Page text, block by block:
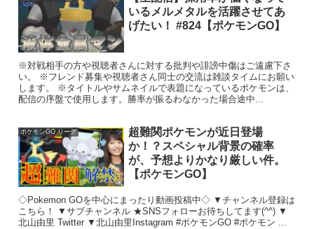
いるメルメタルを活躍させてあ
げたい！ #824【ポケモンGO】
※対戦相手の方や視聴者さんに対する批判や誹謗中傷はご遠慮下さ
い。 ※フレンド募集や視聴者さん同士の交流は雑談タイムにお願い
します。 ※タイトルやサムネイルで表題になっているポケモンは、
配信の序盤で使用します。勝率が振るわなかった場合途中...
ポケモンGO リーグ
超難関ポケモンが近日登場
か！？スペシャル背景の確率
が、予想よりかなり厳しい件。
【ポケモンGO】
◇Pokemon GOを中心にまったり動画投稿中◇ ▼チャンネル登録は
こちら！ ▼サブチャンネル ★SNSフォローお待ちしてます(^^) ▼
北山由里 Twitter ▼北山由里Instagram #ポケモンGO #ポケモン ...